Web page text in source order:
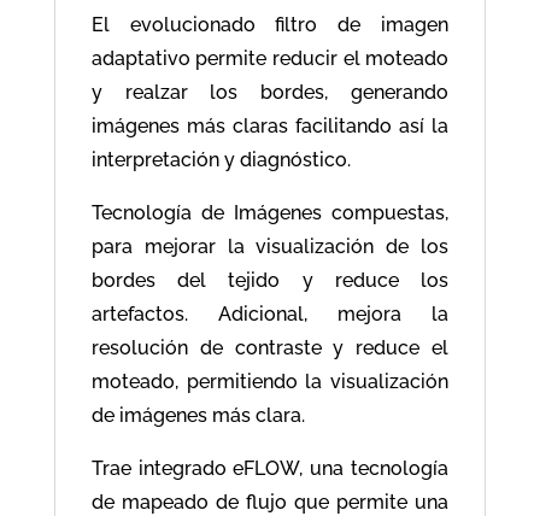
El evolucionado filtro de imagen
adaptativo permite reducir el moteado
y realzar los bordes, generando
imágenes más claras facilitando así la
interpretación y diagnóstico.
Tecnología de Imágenes compuestas,
para mejorar la visualización de los
bordes del tejido y reduce los
artefactos. Adicional, mejora la
resolución de contraste y reduce el
moteado, permitiendo la visualización
de imágenes más clara.
Trae integrado eFLOW, una tecnología
de mapeado de flujo que permite una